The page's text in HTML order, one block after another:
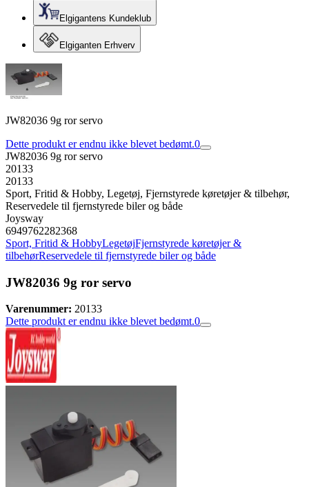
Elgigantens Kundeklub
Elgiganten Erhverv
JW82036 9g ror servo
Dette produkt er endnu ikke blevet bedømt.0
JW82036 9g ror servo
20133
20133
Sport, Fritid & Hobby, Legetøj, Fjernstyrede køretøjer & tilbehør,
Reservedele til fjernstyrede biler og både
Joysway
6949762282368
Sport, Fritid & HobbyLegetøjFjernstyrede køretøjer &
tilbehørReservedele til fjernstyrede biler og både
JW82036 9g ror servo
Varenummer: 20133
Dette produkt er endnu ikke blevet bedømt.0